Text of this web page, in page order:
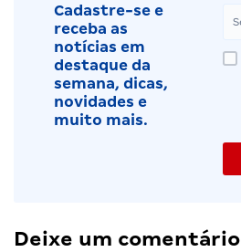
Cadastre-se e
receba as
notícias em
destaque da
semana, dicas,
novidades e
muito mais.
Deixe um comentário